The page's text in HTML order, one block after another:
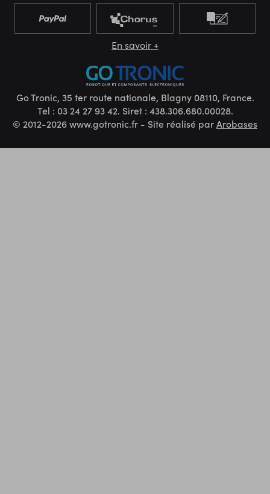
En savoir +
Go Tronic, 35 ter route nationale, Blagny 08110, France.
Tel : 03 24 27 93 42. Siret : 438.306.680.00028.
© 2012-2026 www.gotronic.fr - Site réalisé parArobases